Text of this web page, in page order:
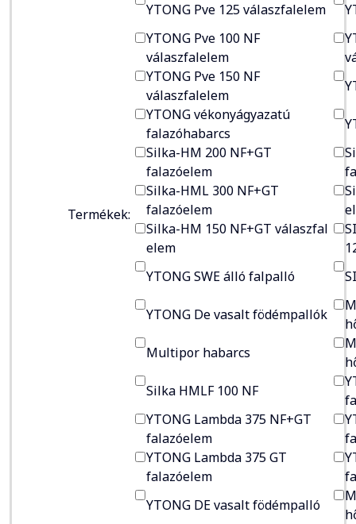
Termékek:
YTONG Pve 125 válaszfalelem
YTONG Pve 100 NF
válaszfalelem
YTONG Pve 150 NF
válaszfalelem
YTONG vékonyágyazatú
falazóhabarcs
Silka-HM 200 NF+GT
falazóelem
Silka-HML 300 NF+GT
falazóelem
Silka-HM 150 NF+GT válaszfal
elem
YTONG SWE álló falpalló
YTONG De vasalt födémpallók
Multipor habarcs
Silka HMLF 100 NF
YTONG Lambda 375 NF+GT
falazóelem
YTONG Lambda 375 GT
falazóelem
YTONG DE vasalt födémpalló